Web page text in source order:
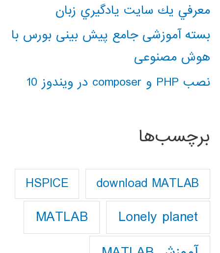
معرفي يك سايت يادگيري زبان
بسته آموزشی جامع پیش بینی بورس با
هوش مصنوعی
نصب PHP و composer در ویندوز 10
برچسب‌ها
download MATLAB
HSPICE
Lonely planet
MATLAB